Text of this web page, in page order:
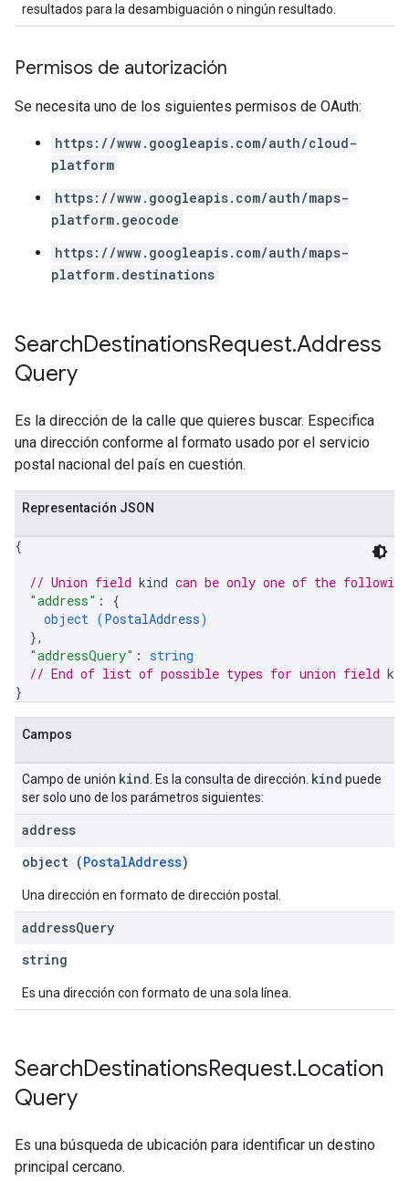
resultados para la desambiguación o ningún resultado.
Permisos de autorización
Se necesita uno de los siguientes permisos de OAuth:
https://www.googleapis.com/auth/cloud-
platform
https://www.googleapis.com/auth/maps-
platform.geocode
https://www.googleapis.com/auth/maps-
platform.destinations
SearchDestinationsRequest.Address
Query
Es la dirección de la calle que quieres buscar. Especifica
una dirección conforme al formato usado por el servicio
postal nacional del país en cuestión.
Representación JSON
{
// Union field kind can be only one of the
"address" : {
object (PostalAddress)
},
"addressQuery" : string
// End of list of possible types for union field
}
Campos
Campo de unión kind . Es la consulta de dirección. kind puede
ser solo uno de los parámetros siguientes:
address
object (PostalAddress)
Una dirección en formato de dirección postal.
addressQuery
string
Es una dirección con formato de una sola línea.
SearchDestinationsRequest.Location
Query
Es una búsqueda de ubicación para identificar un destino
principal cercano.